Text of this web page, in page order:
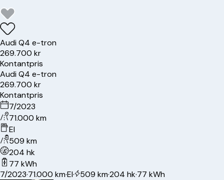
AudiQ4 e-tron
269.700 kr
Kontantpris
AudiQ4 e-tron
269.700 kr
Kontantpris
7/2023
71.000 km
El
509 km
204 hk
77 kWh
7/2023·71.000 km·El· 509 km·204 hk·77 kWh